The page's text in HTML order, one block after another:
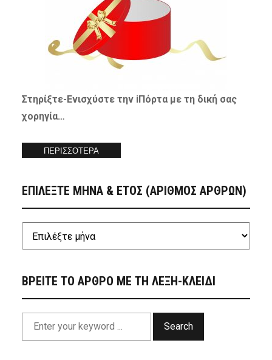
Στηρίξτε-Ενισχύστετην iΠόρτα με τη δική σας
χορηγία…
ΠΕΡΙΣΣΟΤΕΡΑ
ΕΠΙΛΕΞΤΕ ΜΗΝΑ & ΕΤΟΣ (ΑΡΙΘΜΟΣ ΑΡΘΡΩΝ)
ΒΡΕΙΤΕ ΤΟ ΑΡΘΡΟ ΜΕ ΤΗ ΛΕΞΗ-ΚΛΕΙΔΙ
Search